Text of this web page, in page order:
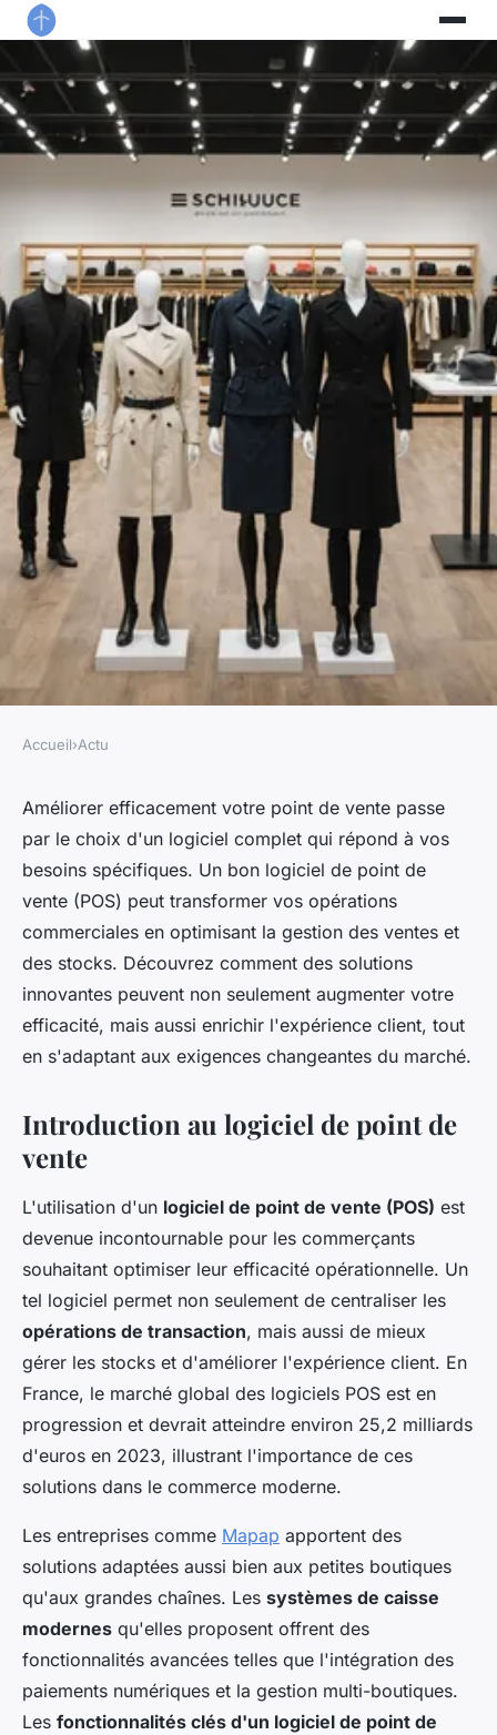
Améliorez votre point de vente
avec un logiciel complet
gabrielle•20 décembre 2024•10 min de lecture
Accueil›Actu
Améliorer efficacement votre point de vente passe
par le choix d'un logiciel complet qui répond à vos
besoins spécifiques. Un bon logiciel de point de
vente (POS) peut transformer vos opérations
commerciales en optimisant la gestion des ventes et
des stocks. Découvrez comment des solutions
innovantes peuvent non seulement augmenter votre
efficacité, mais aussi enrichir l'expérience client, tout
en s'adaptant aux exigences changeantes du marché.
Introduction au logiciel de point de
vente
L'utilisation d'un logiciel de point de vente (POS) est
devenue incontournable pour les commerçants
souhaitant optimiser leur efficacité opérationnelle. Un
tel logiciel permet non seulement de centraliser les
opérations de transaction, mais aussi de mieux
gérer les stocks et d'améliorer l'expérience client. En
France, le marché global des logiciels POS est en
progression et devrait atteindre environ 25,2 milliards
d'euros en 2023, illustrant l'importance de ces
solutions dans le commerce moderne.
Les entreprises comme Mapap apportent des
solutions adaptées aussi bien aux petites boutiques
qu'aux grandes chaînes. Les systèmes de caisse
modernes qu'elles proposent offrent des
fonctionnalités avancées telles que l'intégration des
paiements numériques et la gestion multi-boutiques.
Les fonctionnalités clés d'un logiciel de point de